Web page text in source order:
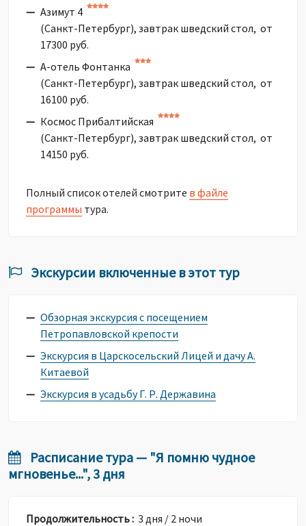
Азимут 4
(Санкт-Петербург), завтрак шведский стол, от
17300 руб.
А-отель Фонтанка
(Санкт-Петербург), завтрак шведский стол, от
16100 руб.
Космос Прибалтийская
(Санкт-Петербург), завтрак шведский стол, от
14150 руб.
Полный список отелей смотрите в файле
программы тура.
Экскурсии включенные в этот тур
Обзорная экскурсия с посещением
Петропавловской крепости
Экскурсия в Царскосельский Лицей и дачу А.
Китаевой
Экскурсия в усадьбу Г. Р. Державина
Расписание тура — "Я помню чудное
мгновенье...", 3 дня
Продолжительность : 3 дня / 2 ночи